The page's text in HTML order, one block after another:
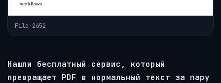
File 2652
Нашли бесплатный сервис, который
превращает PDF в нормальный текст за пару